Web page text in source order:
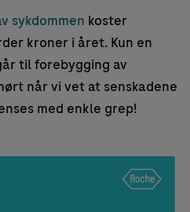
sykdommen koster
kroner i året. Kun en
til forebygging av
når vi vet at senskadene
med enkle grep!